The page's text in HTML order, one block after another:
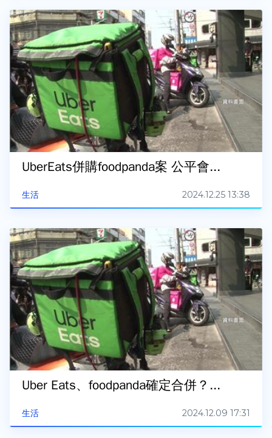
生活
UberEats併購foodpanda案 公平會...
2024.12.25 13:38
生活
Uber Eats、foodpanda確定合併？...
2024.12.09 17:31